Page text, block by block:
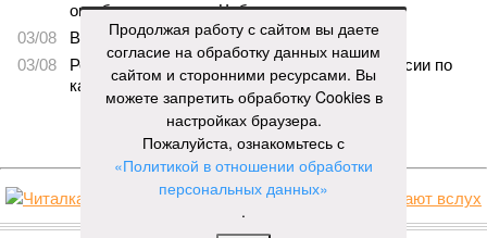
ограбил квартиру в Чебоксарах
03/08
В регионе сформируют запас топлива
03/08
Республика разместилась на 79 месте в России по
качеству дорог
ЕЩЕ НОВОСТИ
НОВОСТИ ПАРТНЕРОВ
Продолжая работу с сайтом вы даете
согласие на обработку данных нашим
сайтом и сторонними ресурсами. Вы
можете запретить обработку Cookies в
настройках браузера.
Пожалуйста, ознакомьтесь с
«Политикой в отношении обработки
персональных данных»
.